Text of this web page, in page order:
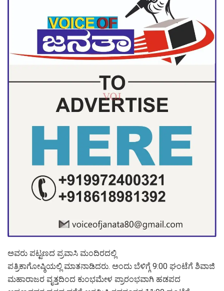
ಅವರು ಪಟ್ಟಣದ ಪ್ರವಾಸಿ ಮಂದಿರದಲ್ಲಿ
ಪತ್ರಿಕಾಗೋಷ್ಠಿಯಲ್ಲಿ ಮಾತನಾಡಿದರು. ಅಂದು ಬೆಳಿಗ್ಗೆ 9:00 ಘಂಟೆಗೆ ಶಿವಾಜಿ
ಮಹಾರಾಜರ ವೃತ್ತದಿಂದ ಕುಂಭಮೇಳ ಪ್ರಾರಂಭವಾಗಿ ಹಡಪದ